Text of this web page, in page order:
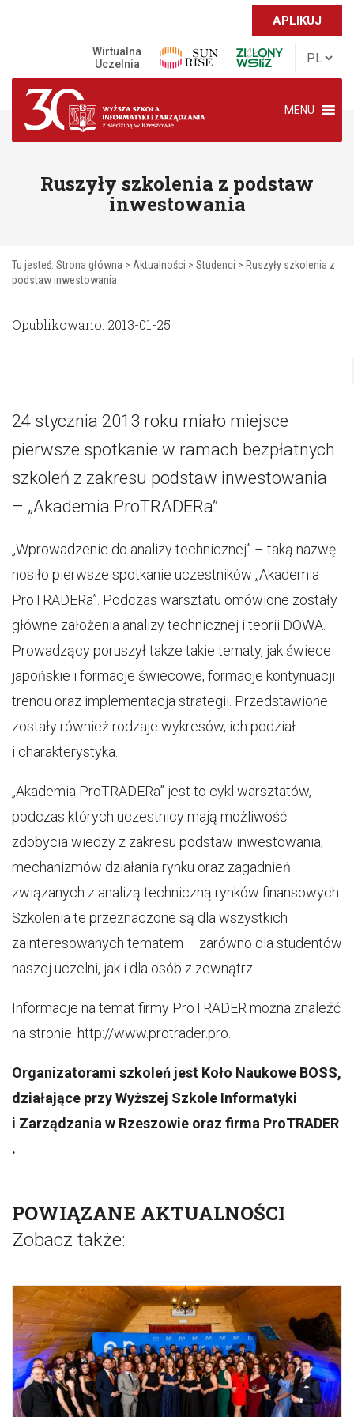
APLIKUJ
Wirtualna
Uczelnia
MENU
Ruszyły szkolenia z podstaw
inwestowania
Tu jesteś: Strona główna > Aktualności > Studenci > Ruszyły szkolenia z
podstaw inwestowania
Opublikowano: 2013-01-25
24 stycznia 2013 roku miało miejsce
pierwsze spotkanie w ramach bezpłatnych
szkoleń z zakresu podstaw inwestowania
– „Akademia ProTRADERa”.
„Wprowadzenie do analizy technicznej” – taką nazwę
nosiło pierwsze spotkanie uczestników „Akademia
ProTRADERa”. Podczas warsztatu omówione zostały
główne założenia analizy technicznej i teorii DOWA.
Prowadzący poruszył także takie tematy, jak świece
japońskie i formacje świecowe, formacje kontynuacji
trendu oraz implementacja strategii. Przedstawione
zostały również rodzaje wykresów, ich podział
i charakterystyka.
„Akademia ProTRADERa” jest to cykl warsztatów,
podczas których uczestnicy mają możliwość
zdobycia wiedzy z zakresu podstaw inwestowania,
mechanizmów działania rynku oraz zagadnień
związanych z analizą techniczną rynków finansowych.
Szkolenia te przeznaczone są dla wszystkich
zainteresowanych tematem – zarówno dla studentów
naszej uczelni, jak i dla osób z zewnątrz.
Informacje na temat firmy ProTRADER można znaleźć
na stronie: http://www.protrader.pro.
Organizatorami szkoleń jest Koło Naukowe BOSS,
działające przy Wyższej Szkole Informatyki
i Zarządzania w Rzeszowie oraz firma ProTRADER
.
POWIĄZANE AKTUALNOŚCI
Zobacz także: